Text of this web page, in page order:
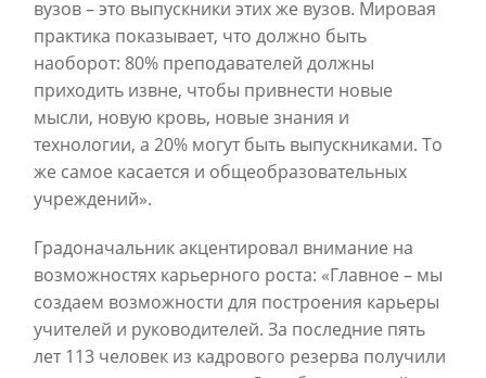
вузов – это выпускники этих же вузов. Мировая
практика показывает, что должно быть
наоборот: 80% преподавателей должны
приходить извне, чтобы привнести новые
мысли, новую кровь, новые знания и
технологии, а 20% могут быть выпускниками. То
же самое касается и общеобразовательных
учреждений».
Градоначальник акцентировал внимание на
возможностях карьерного роста: «Главное – мы
создаем возможности для построения карьеры
учителей и руководителей. За последние пять
лет 113 человек из кадрового резерва получили